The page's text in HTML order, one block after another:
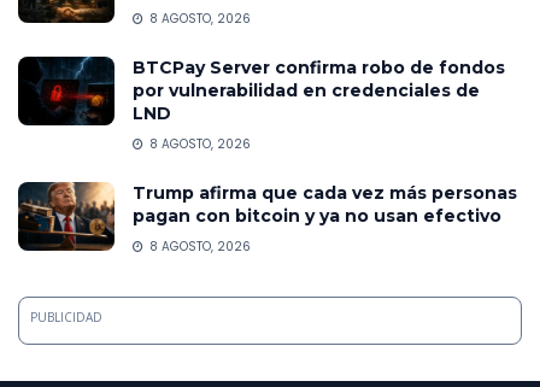
8 AGOSTO, 2026
BTCPay Server confirma robo de fondos
por vulnerabilidad en credenciales de
LND
8 AGOSTO, 2026
Trump afirma que cada vez más personas
pagan con bitcoin y ya no usan efectivo
8 AGOSTO, 2026
PUBLICIDAD